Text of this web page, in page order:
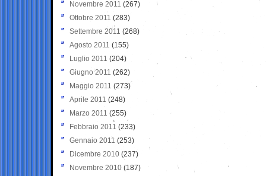
Novembre 2011 (267)
Ottobre 2011 (283)
Settembre 2011 (268)
Agosto 2011 (155)
Luglio 2011 (204)
Giugno 2011 (262)
Maggio 2011 (273)
Aprile 2011 (248)
Marzo 2011 (255)
Febbraio 2011 (233)
Gennaio 2011 (253)
Dicembre 2010 (237)
Novembre 2010 (187)